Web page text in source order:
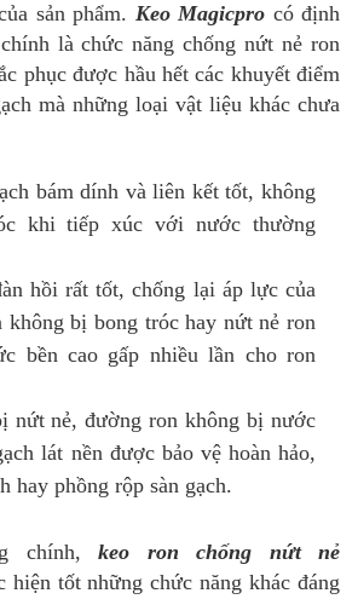
sản phẩm. Keo Magicpro có định
là chức năng chống nứt nẻ ron
phục được hầu hết các khuyết điểm
mà những loại vật liệu khác chưa
bám dính và liên kết tốt, không
khi tiếp xúc với nước thường
hồi rất tốt, chống lại áp lực của
không bị bong tróc hay nứt nẻ ron
bền cao gấp nhiều lần cho ron
nứt nẻ, đường ron không bị nước
lát nền được bảo vệ hoàn hảo,
hay phồng rộp sàn gạch.
chính, keo ron chống nứt nẻ
hiện tốt những chức năng khác đáng